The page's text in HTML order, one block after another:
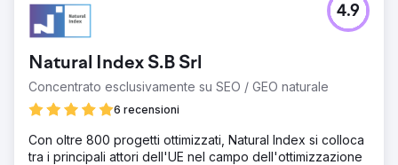
Natural Index S.B Srl
Concentrato esclusivamente su SEO / GEO naturale
6 recensioni
4.9
Con oltre 800 progetti ottimizzati, Natural Index si colloca
tra i principali attori dell'UE nel campo dell'ottimizzazione